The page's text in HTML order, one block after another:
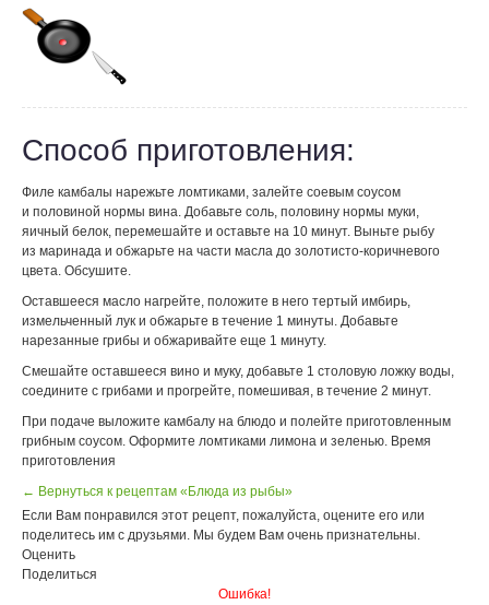
Способ приготовления:
Филе камбалы нарежьте ломтиками, залейте соевым соусом
и половиной нормы вина. Добавьте соль, половину нормы муки,
яичный белок, перемешайте и оставьте на 10 минут. Выньте рыбу
из маринада и обжарьте на части масла до золотисто-коричневого
цвета. Обсушите.
Оставшееся масло нагрейте, положите в него тертый имбирь,
измельченный лук и обжарьте в течение 1 минуты. Добавьте
нарезанные грибы и обжаривайте еще 1 минуту.
Смешайте оставшееся вино и муку, добавьте 1 столовую ложку воды,
соедините с грибами и прогрейте, помешивая, в течение 2 минут.
При подаче выложите камбалу на блюдо и полейте приготовленным
грибным соусом. Оформите ломтиками лимона и зеленью. Время
приготовления
← Вернуться к рецептам «Блюда из рыбы»
Если Вам понравился этот рецепт, пожалуйста, оцените его или
поделитесь им с друзьями. Мы будем Вам очень признательны.
Оценить
Поделиться
Ошибка!